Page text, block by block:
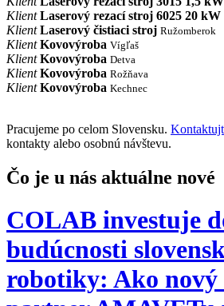
Klient Laserový rezací stroj 6025 20 kW
Klient Laserový čistiaci stroj Ružomberok
Klient Kovovýroba Vígľaš
Klient Kovovýroba Detva
Klient Kovovýroba Rožňava
Klient Kovovýroba Kechnec
Pracujeme po celom Slovensku.
kontakty alebo osobnú návštevu.
Čo je u nás aktuálne nové
COLAB investuje
budúcnosti
robotiky: Ako nový